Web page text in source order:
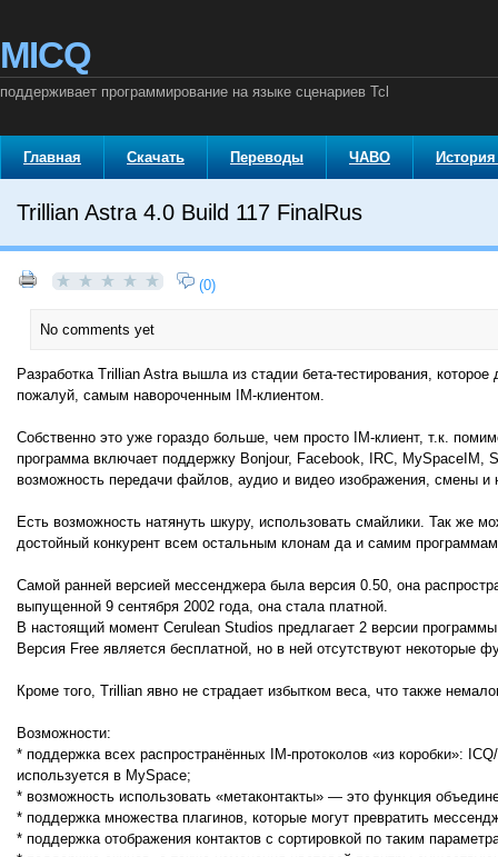
MICQ
поддерживает программирование на языке сценариев Tcl
Главная Скачать Переводы ЧАВО
Trillian Astra 4.0 Build 117 FinalRus
(0)
No comments yet
Разработка Trillian Astra вышла из стадии бета-тестирования,
пожалуй, самым навороченным IM-клиентом.
Собственно это уже гораздо больше, чем просто IM-клиент, т.к.
программа включает поддержку Bonjour, Facebook, IRC, MySpaceIM,
возможность передачи файлов, аудио и видео изображения, смены и
Есть возможность натянуть шкуру, использовать смайлики. Так же
достойный конкурент всем остальным клонам да и самим
Самой ранней версией мессенджера была версия 0.50, она
выпущенной 9 сентября 2002 года, она стала платной.
В настоящий момент Cerulean Studios предлагает 2 версии
Версия Free является бесплатной, но в ней отсутствуют некоторые
Кроме того, Trillian явно не страдает избытком веса, что также
Возможности:
* поддержка всех распространённых IM-протоколов «из коробки»:
используется в MySpace;
* возможность использовать «метаконтакты» — это функция
* поддержка множества плагинов, которые могут превратить
* поддержка отображения контактов с сортировкой по таким